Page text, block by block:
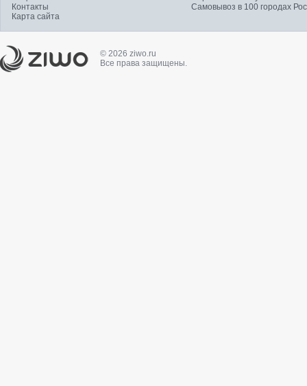
Контакты
Карта сайта
Самовывоз в 100 городах
© 2026 ziwo.ru
Все права защищены.